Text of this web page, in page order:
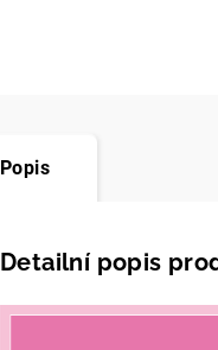
Popis
Detailní popis